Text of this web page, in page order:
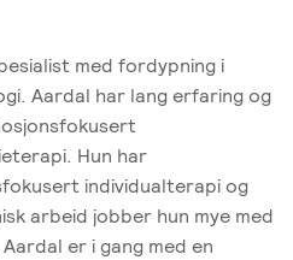
med fordypning i
Aardal har lang erfaring og
Hun har
individualterapi og
arbeid jobber hun mye med
er i gang med en